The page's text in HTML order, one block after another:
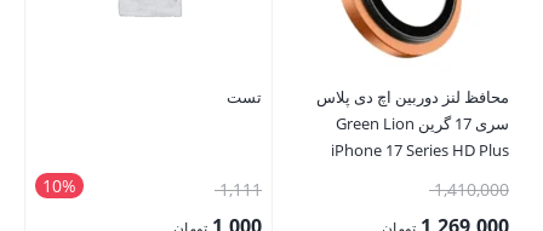
محافظ لنز دوربین اچ دی پلاس
سری 17 گرین Green Lion
iPhone 17 Series HD Plus
1,410,000قیمت
اصلی:
تست
10% 1,111قیمت
اصلی: